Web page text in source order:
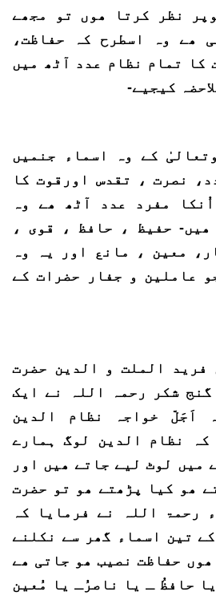
نظر کرتا ھوں تو مجھے
ھے وہ اسطرح کہ حفاظت،
کا تمام نظام عدد آٹھ میں
کیجیے-
کے وہ اسماء جنمیں
نصرت ، تقدس اورقوت کا
مفرد عدد آٹھ ھے وہ
ھیں- حفیظ ، حافظ ، قوی ،
معین ، مانع اور یہ وہ
عاملین و جفار حضرات کے
فرید الملت و الدین حضرت
گنج شکر رحمہ اللہ نے ایک
اَجَلّ خواجہ نظام الدین
کہ نظام الدین لوگ ہمارے
میں لوٹ لیے جاتے ھیں اور
ھو کیا پڑھتے ھو تو حضرت
رحمۃ اللہ نے فرمایا کہ
تین اسماء گھر سے نکلنے
حفاظت نصیب ھو جاتی ھے
حافظُ ـ یا ناصرُـ یا مُعین